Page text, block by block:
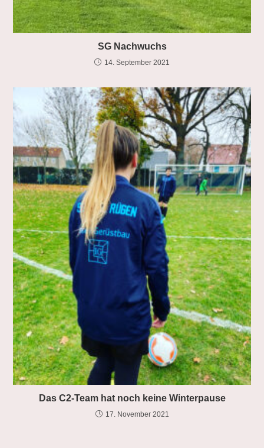
SG Nachwuchs
14. September 2021
Das C2-Team hat noch keine Winterpause
17. November 2021